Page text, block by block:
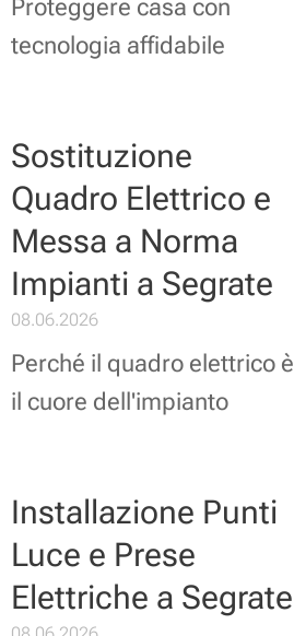
Proteggere casa con
tecnologia affidabile
Sostituzione
Quadro Elettrico e
Messa a Norma
Impianti a Segrate
08.06.2026
Perché il quadro elettrico è
il cuore dell'impianto
Installazione Punti
Luce e Prese
Elettriche a Segrate